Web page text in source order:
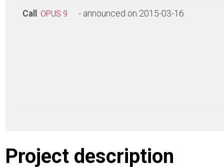
Call : OPUS 9 - announced on 2015-03-16
Project description